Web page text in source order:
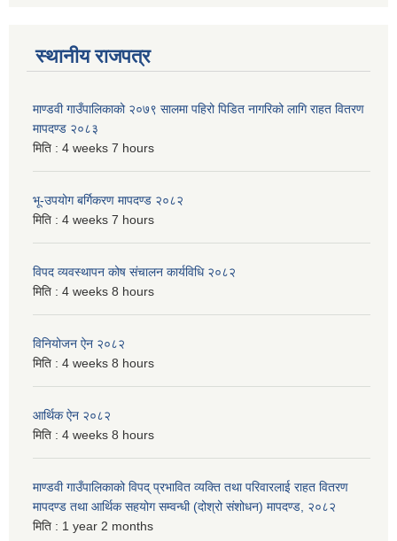
स्थानीय राजपत्र
माण्डवी गाउँपालिकाको २०७९ सालमा पहिरो पिडित नागरिको लागि राहत वितरण
मापदण्ड २०८३
मिति : 4 weeks 7 hours
भू-उपयोग बर्गिकरण मापदण्ड २०८२
मिति : 4 weeks 7 hours
विपद व्यवस्थापन कोष संचालन कार्यविधि २०८२
मिति : 4 weeks 8 hours
विनियोजन ऐन २०८२
मिति : 4 weeks 8 hours
आर्थिक ऐन २०८२
मिति : 4 weeks 8 hours
माण्डवी गाउँपालिकाको विपद् प्रभावित व्यक्ति तथा परिवारलाई राहत वितरण
मापदण्ड तथा आर्थिक सहयोग सम्वन्धी (दोश्रो संशोधन) मापदण्ड, २०८२
मिति : 1 year 2 months